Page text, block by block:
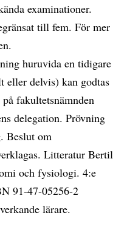
examinationer.
till fem. För mer
huruvida en tidigare
eller delvis) kan godtas
fakultetsnämnden
delegation. Prövning
Beslut om
Litteratur Bertil
och fysiologi. 4:e
91-47-05256-2
lärare.